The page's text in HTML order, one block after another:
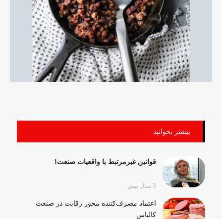
بیشتر بخوانید
قوانین غیرمرتبط با واقعیات صنعت!
اعتماد مصرف‌کننده محور رقابت در صنعت
کالباس